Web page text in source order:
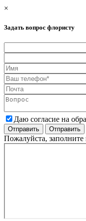
×
Задать вопрос флористу
Даю согласие на
Пожалуйста, заполните